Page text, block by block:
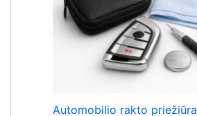
Automobilio rakto priežiūra